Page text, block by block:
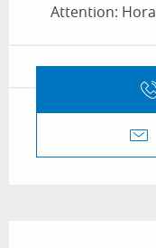
Attention: